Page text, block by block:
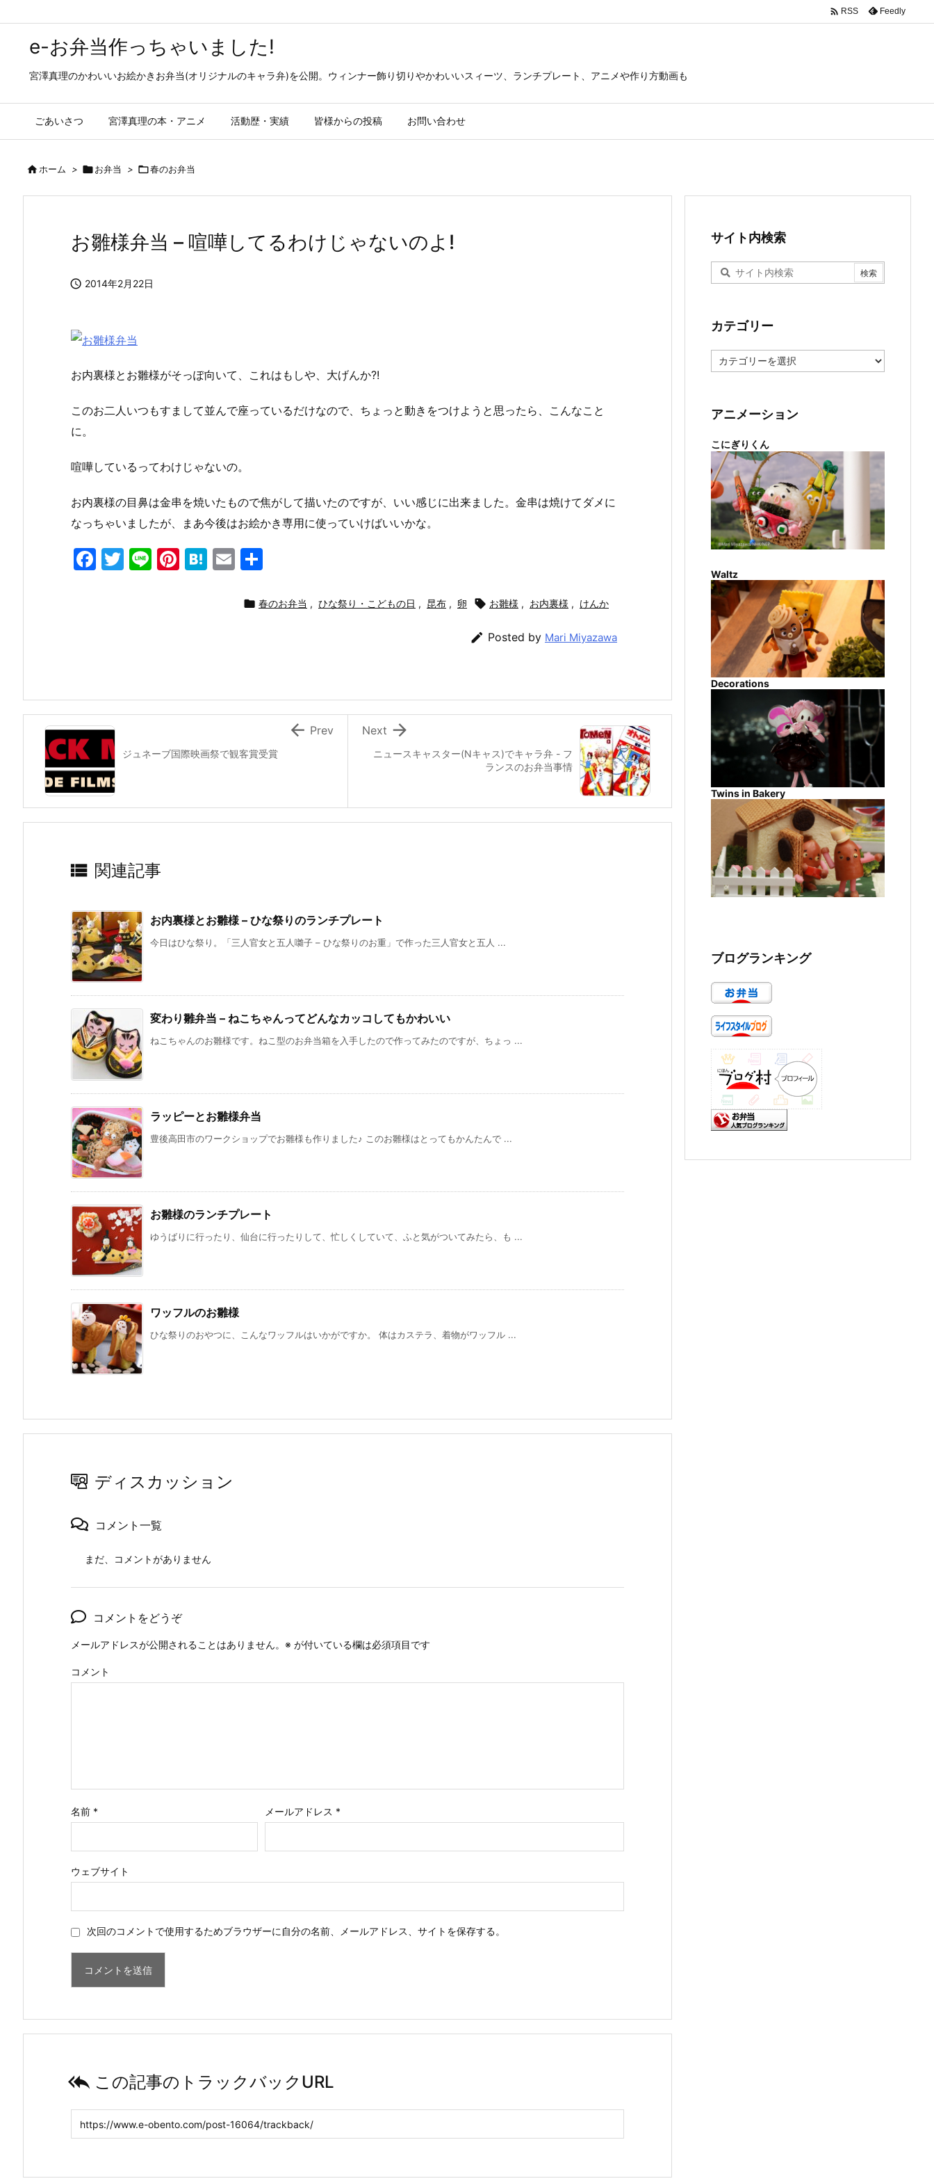
e-お弁当作っちゃいました!
宮澤真理のかわいいお絵かきお弁当(オリジナルのキャラ弁)を公開。ウィンナー飾り切りやかわいいスィーツ、ランチプレート、アニメや作り方動画も
ごあいさつ 宮澤真理の本・アニメ 活動歴・実績 皆様からの投稿 お問い合わせ
 RSS Feedly
ホーム > お弁当 > 春のお弁当
お雛様弁当 – 喧嘩してるわけじゃないのよ!
 2014年2月22日
お内裏様とお雛様がそっぽ向いて、これはもしや、大げんか?!
このお二人いつもすまして並んで座っているだけなので、ちょっと動きをつけようと思ったら、こんなこと
に。
喧嘩しているってわけじゃないの。
お内裏様の目鼻は金串を焼いたもので焦がして描いたのですが、いい感じに出来ました。金串は焼けてダメに
なっちゃいましたが、まあ今後はお絵かき専用に使っていけばいいかな。
F
k
T
Li Pi H
E
ai
 春のお弁当 , ひな祭り・こどもの日 , 昆布 , 卵  お雛様 , お内裏様 , けんか
 Posted by Mari Miyazawa
ニュースキャスター(Nキャス)でキャラ弁 - フ
ランスのお弁当事情

Next
ジュネーブ国際映画祭で観客賞受賞
 Prev
 関連記事
お内裏様とお雛様 – ひな祭りのランチプレート
今日はひな祭り。「三人官女と五人囃子 – ひな祭りのお重」で作った三人官女と五人 ...
変わり雛弁当 – ねこちゃんってどんなカッコしてもかわいい
ねこちゃんのお雛様です。ねこ型のお弁当箱を入手したので作ってみたのですが、ちょっ ...
ラッピーとお雛様弁当
豊後高田市のワークショップでお雛様も作りました♪ このお雛様はとってもかんたんで ...
お雛様のランチプレート
ゆうばりに行ったり、仙台に行ったりして、忙しくしていて、ふと気がついてみたら、も ...
ワッフルのお雛様
ひな祭りのおやつに、こんなワッフルはいかがですか。 体はカステラ、着物がワッフル ...
ディスカッション
コメント一覧
まだ、コメントがありません
コメントをどうぞ
メールアドレスが公開されることはありません。 ※ が付いている欄は必須項目です
コメント
名前 * メールアドレス *
ウェブサイト
次回のコメントで使用するためブラウザーに自分の名前、メールアドレス、サイトを保存する。
 この記事のトラックバックURL
サイト内検索
カテゴリー
テ
ー
アニメーション
こにぎりくん
Waltz
Decorations
Twins in Bakery
ブログランキング